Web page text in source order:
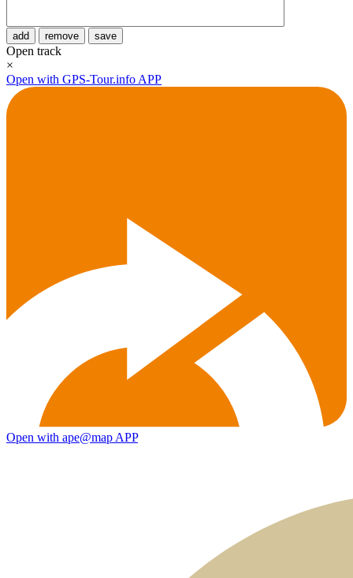
add remove save
Open track
×
Open with GPS-Tour.info APP
Open with ape@map APP